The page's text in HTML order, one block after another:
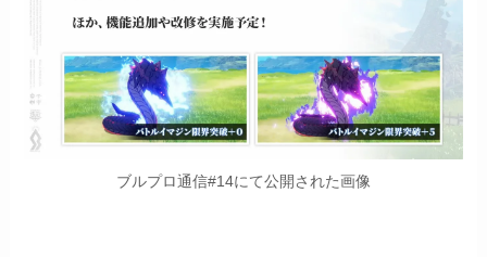
ブルプロ通信#14にて公開された画像